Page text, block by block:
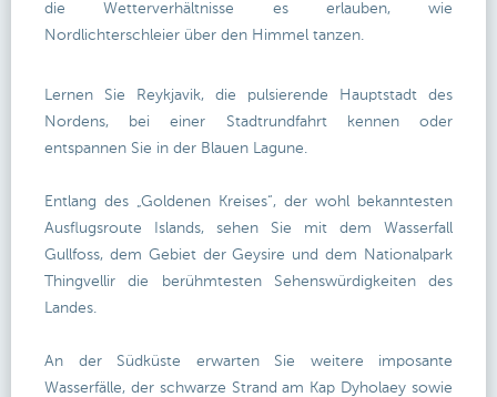
die Wetterverhältnisse es erlauben, wie
Nordlichterschleier über den Himmel tanzen.
Lernen Sie Reykjavik, die pulsierende Hauptstadt des
Nordens, bei einer Stadtrundfahrt kennen oder
entspannen Sie in der Blauen Lagune.
Entlang des „Goldenen Kreises“, der wohl bekanntesten
Ausflugsroute Islands, sehen Sie mit dem Wasserfall
Gullfoss, dem Gebiet der Geysire und dem Nationalpark
Thingvellir die berühmtesten Sehenswürdigkeiten des
Landes.
An der Südküste erwarten Sie weitere imposante
Wasserfälle, der schwarze Strand am Kap Dyholaey sowie